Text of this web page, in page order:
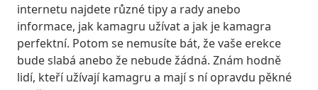
internetu najdete různé tipy a rady anebo
informace, jak kamagru užívat a jak je kamagra
perfektní. Potom se nemusíte bát, že vaše erekce
bude slabá anebo že nebude žádná. Znám hodně
lidí, kteří užívají kamagru a mají s ní opravdu pěkné